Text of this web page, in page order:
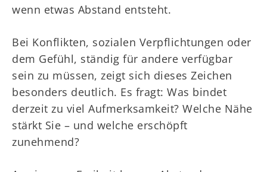
wenn etwas Abstand entsteht.
Bei Konflikten, sozialen Verpflichtungen oder
dem Gefühl, ständig für andere verfügbar
sein zu müssen, zeigt sich dieses Zeichen
besonders deutlich. Es fragt: Was bindet
derzeit zu viel Aufmerksamkeit? Welche Nähe
stärkt Sie – und welche erschöpft
zunehmend?